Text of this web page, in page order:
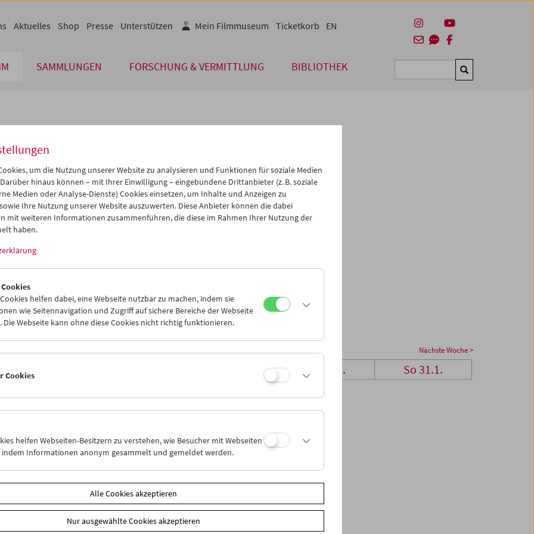
SAMMLUNGEN FORSCHUNG & VERMITTLUNG BIBLIOTHEK Suchen
Aktuelles Shop Presse Unterstützen Mein Filmmuseum Ticketkorb EN
Jan 2021 >>
Mi Do Fr Sa So
30 31 01 02
03
06 07 08 09
10
13 14
20 21
03
iCalender
Programmheft-PDF
English language or subtitles
Nächste Woche >
Mi 27.1. Sa 30.1. So 31.1.
um die Nutzung unserer Website zu analysieren und Funktionen für soziale Medien
hinaus können – mit Ihrer Einwilligung – eingebundene Drittanbieter (z. B. soziale
Medien oder Analyse-Dienste) Cookies einsetzen, um Inhalte und Anzeigen zu
Ihre Nutzung unserer Website auszuwerten. Diese Anbieter können die dabei
mit weiteren Informationen zusammenführen, die diese im Rahmen Ihrer Nutzung der
haben.
helfen dabei, eine Webseite nutzbar zu machen, indem sie
wie Seitennavigation und Zugriff auf sichere Bereiche der Webseite
Die Webseite kann ohne diese Cookies nicht richtig funktionieren.
Cookies
helfen Webseiten-Besitzern zu verstehen, wie Besucher mit Webseiten
indem Informationen anonym gesammelt und gemeldet werden.
Alle Cookies akzeptieren
Nur ausgewählte Cookies akzeptieren